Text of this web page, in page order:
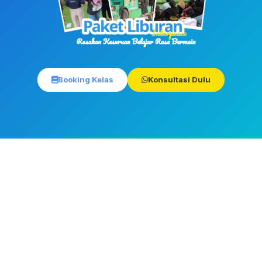
Booking Kelas Konsultasi Dulu